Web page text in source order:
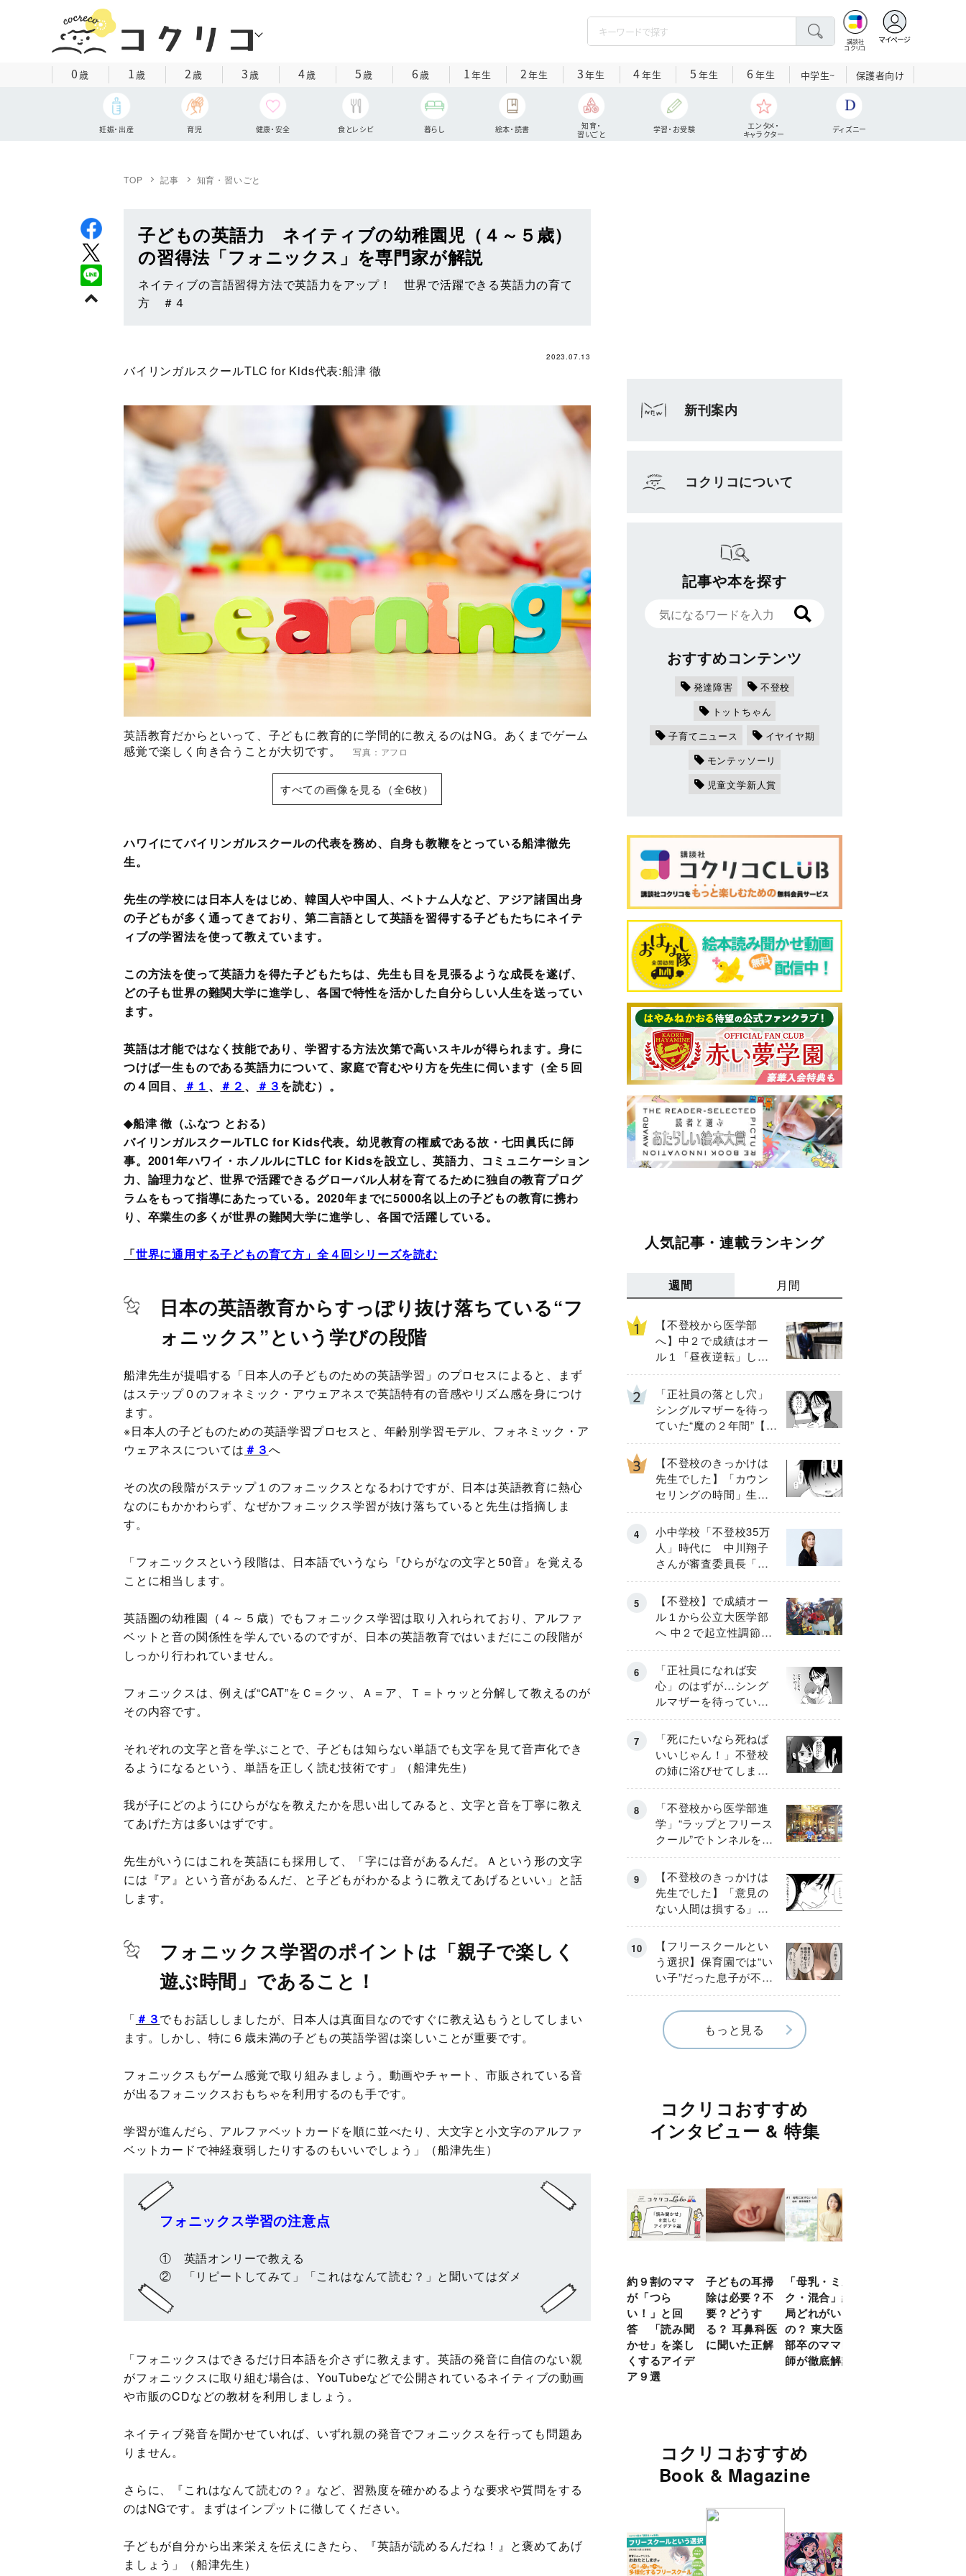
講談社
コクリコ
マイページ
0歳 1歳 2歳 3歳 4歳 5歳 6歳 1年生 2年生 3年生 4年生 5 年生 6 年生 中学生~ 保護者向け
妊娠・出産 育児 健康・安全 食とレシピ 暮らし 絵本・読書
知育・
習いごと
学習・お受験
エンタメ・
キャラクター
ディズニー
TOP 記事 知育・習いごと
子どもの英語力 ネイティブの幼稚園児（４～５歳）
の習得法「フォニックス」を専門家が解説
ネイティブの言語習得方法で英語力をアップ！ 世界で活躍できる英語力の育て
方 ＃４
2023.07.13
バイリンガルスクールTLC for Kids代表:船津 徹
英語教育だからといって、子どもに教育的に学問的に教えるのはNG。あくまでゲーム
感覚で楽しく向き合うことが大切です。写真：アフロ
すべての画像を見る（全6枚）
ハワイにてバイリンガルスクールの代表を務め、自身も教鞭をとっている船津徹先
生。
先生の学校には日本人をはじめ、韓国人や中国人、ベトナム人など、アジア諸国出身
の子どもが多く通ってきており、第二言語として英語を習得する子どもたちにネイテ
ィブの学習法を使って教えています。
この方法を使って英語力を得た子どもたちは、先生も目を見張るような成長を遂げ、
どの子も世界の難関大学に進学し、各国で特性を活かした自分らしい人生を送ってい
ます。
英語は才能ではなく技能であり、学習する方法次第で高いスキルが得られます。身に
つけば一生ものである英語力について、家庭で育むやり方を先生に伺います（全５回
の４回目、
＃１ 、 ＃２ 、 ＃３を読む）。
◆船津 徹（ふなつ とおる）
バイリンガルスクールTLC for Kids代表。幼児教育の権威である故・七田眞氏に師
事。2001年ハワイ・ホノルルにTLC for Kidsを設立し、英語力、コミュニケーション
力、論理力など、世界で活躍できるグローバル人材を育てるために独自の教育プログ
ラムをもって指導にあたっている。2020年までに5000名以上の子どもの教育に携わ
り、卒業生の多くが世界の難関大学に進学し、各国で活躍している。
「世界に通用する子どもの育て方」全４回シリーズを読む
日本の英語教育からすっぽり抜け落ちている“フ
ォニックス”という学びの段階
船津先生が提唱する「日本人の子どものための英語学習」のプロセスによると、まず
はステップ０のフォネミック・アウェアネスで英語特有の音感やリズム感を身につけ
ます。
※日本人の子どものための英語学習プロセスと、年齢別学習モデル、フォネミック・ア
ウェアネスについては ＃３へ
その次の段階がステップ１のフォニックスとなるわけですが、日本は英語教育に熱心
なのにもかかわらず、なぜかフォニックス学習が抜け落ちていると先生は指摘しま
す。
「フォニックスという段階は、日本語でいうなら『ひらがなの文字と50音』を覚える
ことに相当します。
英語圏の幼稚園（４～５歳）でもフォニックス学習は取り入れられており、アルファ
ベットと音の関係性を学んでいるのですが、日本の英語教育ではいまだにこの段階が
しっかり行われていません。
フォニックスは、例えば“CAT”をＣ＝クッ、Ａ＝ア、Ｔ＝トゥッと分解して教えるのが
その内容です。
それぞれの文字と音を学ぶことで、子どもは知らない単語でも文字を見て音声化でき
るようになるという、単語を正しく読む技術です」（船津先生）
我が子にどのようにひらがなを教えたかを思い出してみると、文字と音を丁寧に教え
てあげた方は多いはずです。
先生がいうにはこれを英語にも採用して、「字には音があるんだ。Ａという形の文字
には『ア』という音があるんだ、と子どもがわかるように教えてあげるといい」と話
します。
フォニックス学習のポイントは「親子で楽しく
遊ぶ時間」であること！
「 ＃３でもお話ししましたが、日本人は真面目なのですぐに教え込もうとしてしまい
ます。しかし、特に６歳未満の子どもの英語学習は楽しいことが重要です。
フォニックスもゲーム感覚で取り組みましょう。動画やチャート、市販されている音
が出るフォニックスおもちゃを利用するのも手です。
学習が進んだら、アルファベットカードを順に並べたり、大文字と小文字のアルファ
ベットカードで神経衰弱したりするのもいいでしょう」（船津先生）
フォニックス学習の注意点
① 英語オンリーで教える
② 「リピートしてみて」「これはなんて読む？」と聞いてはダメ
「フォニックスはできるだけ日本語を介さずに教えます。英語の発音に自信のない親
がフォニックスに取り組む場合は、YouTubeなどで公開されているネイティブの動画
や市販のCDなどの教材を利用しましょう。
ネイティブ発音を聞かせていれば、いずれ親の発音でフォニックスを行っても問題あ
りません。
さらに、『これはなんて読むの？』など、習熟度を確かめるような要求や質問をする
のはNGです。まずはインプットに徹してください。
子どもが自分から出来栄えを伝えにきたら、『英語が読めるんだね！』と褒めてあげ
ましょう」（船津先生）
新刊案内
コクリコについて
記事や本を探す
おすすめコンテンツ
発達障害
不登校
トットちゃん
子育てニュース
イヤイヤ期
モンテッソーリ
児童文学新人賞
人気記事・連載ランキング
週間 月間
【不登校から医学部
へ】中２で成績はオー
ル１「昼夜逆転」した
わが子を”夜遊び”に連れ
出した母の気づき
「正社員の落とし穴」
シングルマザーを待っ
ていた“魔の２年間”【後
編】
【不登校のきっかけは
先生でした】「カウン
セリングの時間」生徒
の情報をバラしたの
は…《第２話》
小中学校「不登校35万
人」時代に 中川翔子
さんが審査委員長「不
登校生動画甲子園
2026」が開催
【不登校】で成績オー
ル１から公立大医学部
へ 中２で起立性調節障
害「治るまで３年」の
診断 そのとき母は
「正社員になれば安
心」のはずが…シング
ルマザーを待ってい
た“魔の２年間”【前編】
「死にたいなら死ねば
いいじゃん！」不登校
の姉に浴びせてしまっ
た言葉【番外編・後
編】
「不登校から医学部進
学」“ラップとフリース
クール”でトンネルを脱
して高校受験へ〔元野
球少年の実話〕
【不登校のきっかけは
先生でした】「意見の
ない人間は損する」担
任の一言が苦しみに…
《第１話》
【フリースクールとい
う選択】保育園では“い
い子”だった息子が不登
校に…小学校入学後に
見えたSOS《第１話》
もっと見る
コクリコおすすめ
インタビュー & 特集
約９割のママ
が「つら
い！」と回
答 「読み聞
かせ」を楽し
くするアイデ
ア９選
子どもの耳掃
除は必要？不
要？どうす
る？ 耳鼻科医
に聞いた正解
「母乳・ミル
ク・混合」結
局どれがいい
の？ 東大医学
部卒のママ医
師が徹底解説
コクリコおすすめ
Book & Magazine